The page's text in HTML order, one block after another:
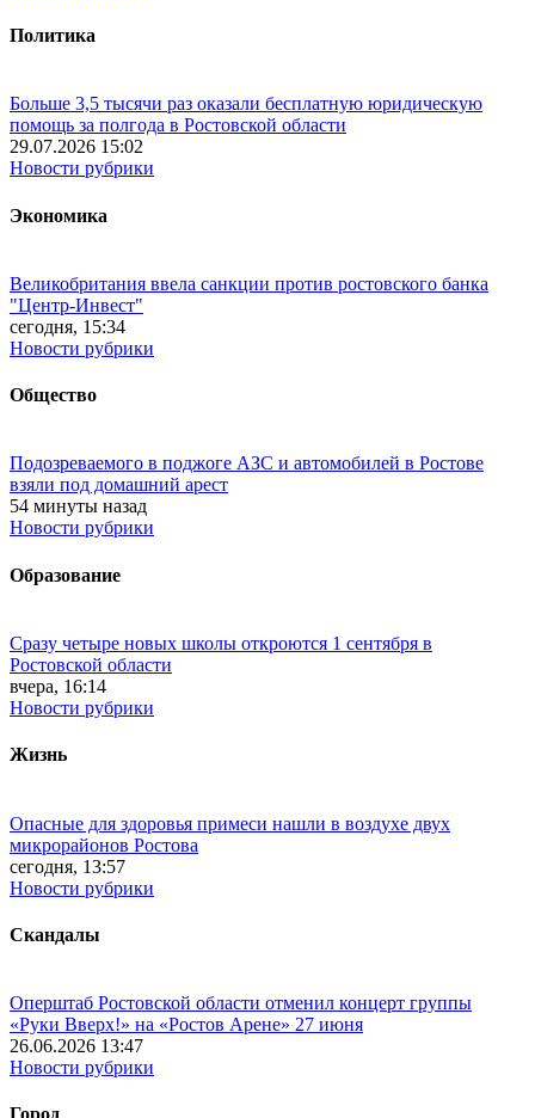
Политика
Больше 3,5 тысячи раз оказали бесплатную юридическую
помощь за полгода в Ростовской области
29.07.2026 15:02
Новости рубрики
Экономика
Великобритания ввела санкции против ростовского банка
"Центр-Инвест"
сегодня, 15:34
Новости рубрики
Общество
Подозреваемого в поджоге АЗС и автомобилей в Ростове
взяли под домашний арест
54 минуты назад
Новости рубрики
Образование
Сразу четыре новых школы откроются 1 сентября в
Ростовской области
вчера, 16:14
Новости рубрики
Жизнь
Опасные для здоровья примеси нашли в воздухе двух
микрорайонов Ростова
сегодня, 13:57
Новости рубрики
Скандалы
Оперштаб Ростовской области отменил концерт группы
«Руки Вверх!» на «Ростов Арене» 27 июня
26.06.2026 13:47
Новости рубрики